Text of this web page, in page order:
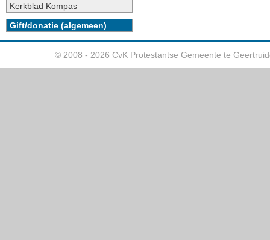
Kerkblad Kompas
Gift/donatie (algemeen)
© 2008 - 2026 CvK Protestantse Gemeente te